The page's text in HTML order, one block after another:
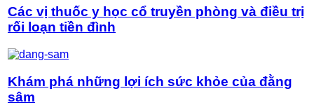
Các vị thuốc y học cổ truyền phòng và điều trị
rối loạn tiền đình
Khám phá những lợi ích sức khỏe của đằng
sâm